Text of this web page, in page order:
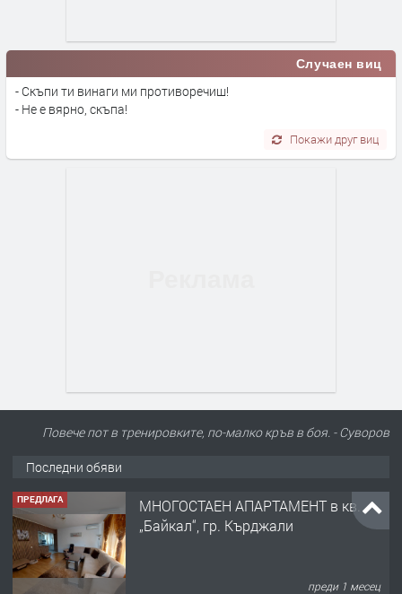
Случаен виц
- Скъпи ти винаги ми противоречиш!
- Не е вярно, скъпа!
Покажи друг виц
Повече пот в тренировките, по-малко кръв в боя. - Суворов
Последни обяви
ПРЕДЛАГА
МНОГОСТАЕН АПАРТАМЕНТ в кв.
„Байкал“, гр. Кърджали
преди 1 месец